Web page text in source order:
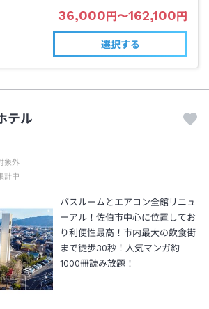
36,000 円 〜162,100 円
選択する
テル
象外
計中
バスルームとエアコン全館リニュ
ーアル！佐伯市中心に位置してお
り利便性最高！市内最大の飲食街
まで徒歩30秒！人気マンガ約
1000冊読み放題！